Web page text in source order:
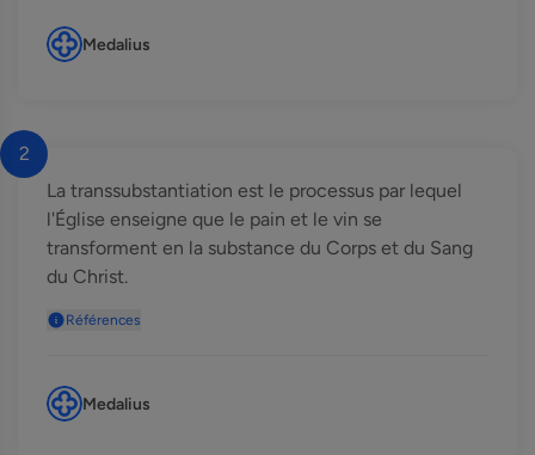
Medalius
2
La transsubstantiation est le processus par lequel
l'Église enseigne que le pain et le vin se
transforment en la substance du Corps et du Sang
du Christ.
Références
Medalius